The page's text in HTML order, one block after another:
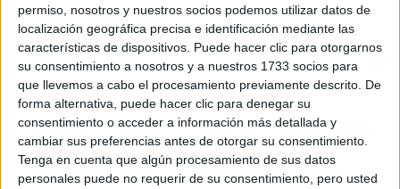
permiso, nosotros y nuestros socios podemos utilizar datos de
localización geográfica precisa e identificación mediante las
características de dispositivos. Puede hacer clic para otorgarnos
su consentimiento a nosotros y a nuestros 1733 socios para
que llevemos a cabo el procesamiento previamente descrito. De
forma alternativa, puede hacer clic para denegar su
consentimiento o acceder a información más detallada y
cambiar sus preferencias antes de otorgar su consentimiento.
Tenga en cuenta que algún procesamiento de sus datos
personales puede no requerir de su consentimiento, pero usted
Suscribite ahora
COMPARTÍ ESTA NOTA
EN ESTA NOTA